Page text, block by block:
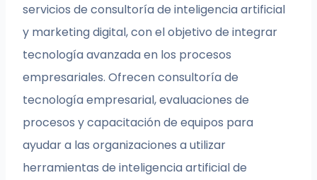
servicios de consultoría de inteligencia artificial
y marketing digital, con el objetivo de integrar
tecnología avanzada en los procesos
empresariales. Ofrecen consultoría de
tecnología empresarial, evaluaciones de
procesos y capacitación de equipos para
ayudar a las organizaciones a utilizar
herramientas de inteligencia artificial de